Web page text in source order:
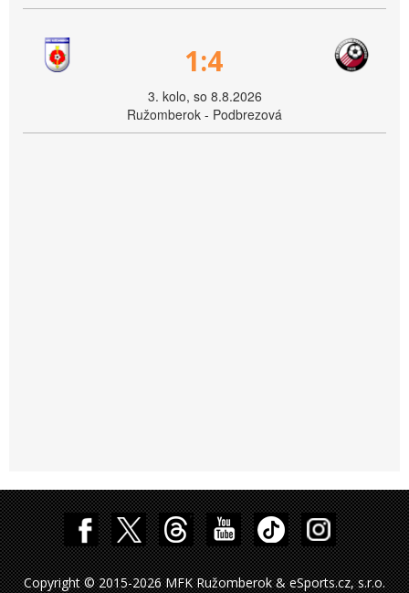
1:4
3. kolo, so 8.8.2026
Ružomberok - Podbrezová
Copyright © 2015-2026 MFK Ružomberok & eSports.cz, s.r.o.